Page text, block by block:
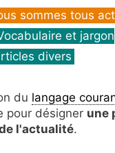
sommes tous
et jargon
divers
du langage
pour désigner une
l'actualité.